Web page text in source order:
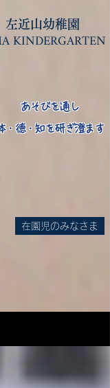
左近山幼稚園
KINDERGARTEN
あそびを通し
・徳・知を研ぎ澄ます
在園児のみなさま